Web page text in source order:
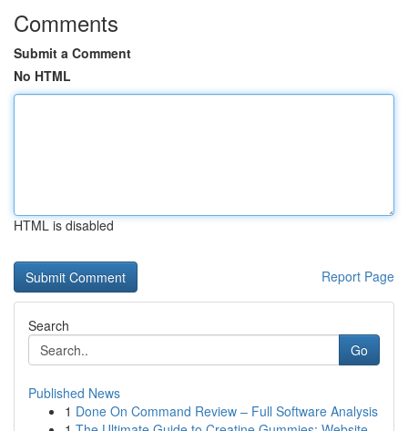
Comments
Submit a Comment
No HTML
HTML is disabled
Report Page
Search
Go
Published News
1 Done On Command Review – Full Software Analysis